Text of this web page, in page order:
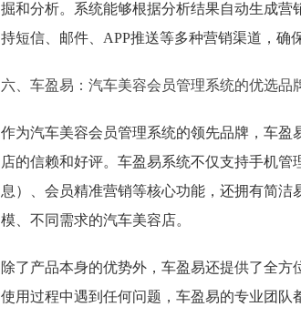
掘和分析。系统能够根据分析结果自动生成
持短信、邮件、APP推送等多种营销渠道，确
六、车盈易：汽车美容会员管理系统的优选品
作为汽车美容会员管理系统的领先品牌，车
店的信赖和好评。车盈易系统不仅支持手机
息）、会员精准营销等核心功能，还拥有简
模、不同需求的汽车美容店。
除了产品本身的优势外，车盈易还提供了全
使用过程中遇到任何问题，车盈易的专业团